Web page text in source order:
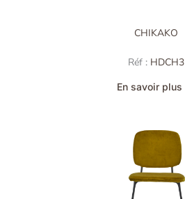
CHIKAKO
Réf : HDCH3
En savoir plus